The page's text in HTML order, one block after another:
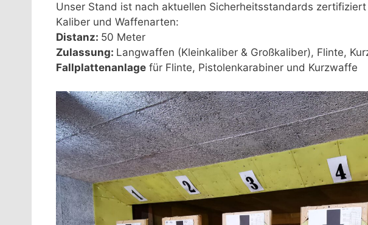
Unser Stand ist nach aktuellen Sicherheitsstandards
Kaliber und Waffenarten:
Distanz: 50 Meter
Zulassung: Langwaffen (Kleinkaliber & Großkaliber), Flinte,
Fallplattenanlage für Flinte, Pistolenkarabiner und Kurzwaffe